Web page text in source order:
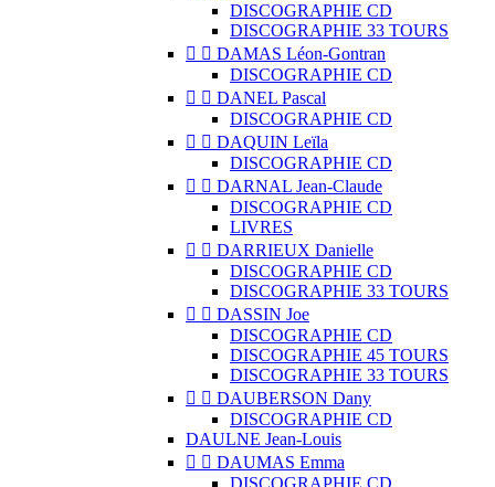
DISCOGRAPHIE CD
DISCOGRAPHIE 33 TOURS
  DAMAS Léon-Gontran
DISCOGRAPHIE CD
  DANEL Pascal
DISCOGRAPHIE CD
  DAQUIN Leïla
DISCOGRAPHIE CD
  DARNAL Jean-Claude
DISCOGRAPHIE CD
LIVRES
  DARRIEUX Danielle
DISCOGRAPHIE CD
DISCOGRAPHIE 33 TOURS
  DASSIN Joe
DISCOGRAPHIE CD
DISCOGRAPHIE 45 TOURS
DISCOGRAPHIE 33 TOURS
  DAUBERSON Dany
DISCOGRAPHIE CD
DAULNE Jean-Louis
  DAUMAS Emma
DISCOGRAPHIE CD